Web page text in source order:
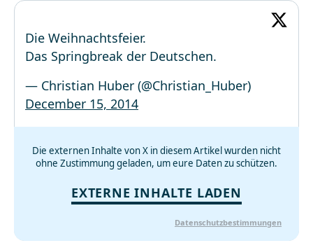
Die Weihnachtsfeier.
Das Springbreak der Deutschen.
— Christian Huber (@Christian_Huber)
December 15, 2014
Die externen Inhalte von X in diesem Artikel wurden nicht
ohne Zustimmung geladen, um eure Daten zu schützen.
EXTERNE INHALTE LADEN
Datenschutzbestimmungen